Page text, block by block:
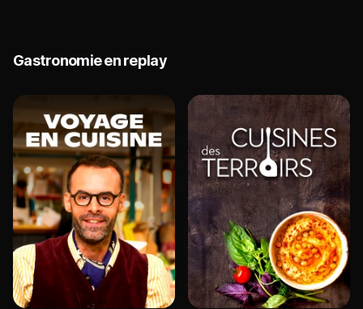
Gastronomie en replay